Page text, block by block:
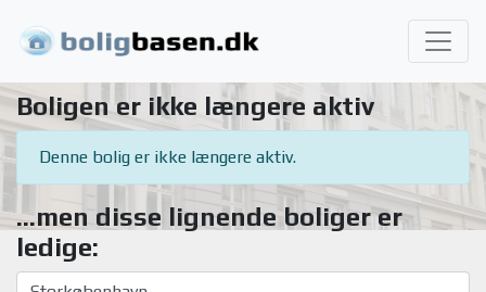
Boligen er ikke længere aktiv
Denne bolig er ikke længere aktiv.
...men disse lignende boliger er
ledige: